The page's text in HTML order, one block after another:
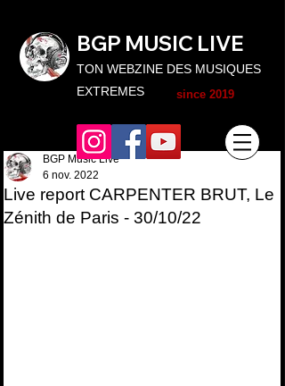
TON WEBZINE DES MUSIQUES
EXTREMES
BGP MUSIC LIVE
since 2019
Live report CARPENTER BRUT, Le
Zénith de Paris - 30/10/22
BGP Music Live
6 nov. 2022